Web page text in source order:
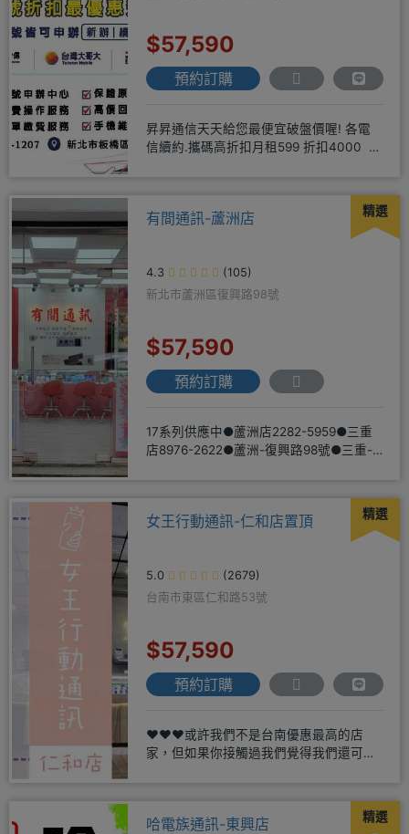
$57,590
預約訂購
昇昇通信天天給您最便宜破盤價喔! 各電
信續約.攜碼高折扣月租599 折扣4000 月
精選
有間通訊-蘆洲店
4.3
(105)
新北市蘆洲區復興路98號
$57,590
預約訂購
17系列供應中●蘆洲店2282-5959●三重
店8976-2622●蘆洲-復興路98號●三重-
精選
女王行動通訊-仁和店置頂
5.0
(2679)
台南市東區仁和路53號
$57,590
預約訂購
❤️❤️❤️或許我們不是台南優惠最高的店
家，但如果你接觸過我們覺得我們還可
精選
哈電族通訊-東興店